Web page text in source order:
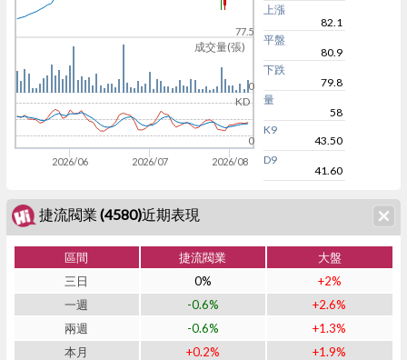
成交量(張)
KD
2026/06 2026/07 2026/08
77.5
0
0
上漲
82.1
平盤
80.9
下跌
79.8
量
58
K9
43.50
D9
41.60
捷流閥業 (4580)近期表現
區間 捷流閥業
大盤
三日
0%
+2%
一週
-0.6%
+2.6%
兩週
-0.6%
+1.3%
本月
+0.2%
+1.9%